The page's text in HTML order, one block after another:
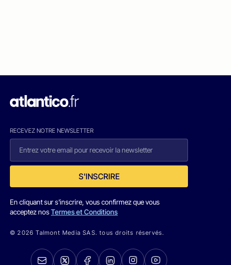
RECEVEZ NOTRE NEWSLETTER
S'INSCRIRE
En cliquant sur s'inscrire, vous confirmez que vous
acceptez nosTermes et Conditions
© 2026 Talmont Media SAS. tous droits réservés.